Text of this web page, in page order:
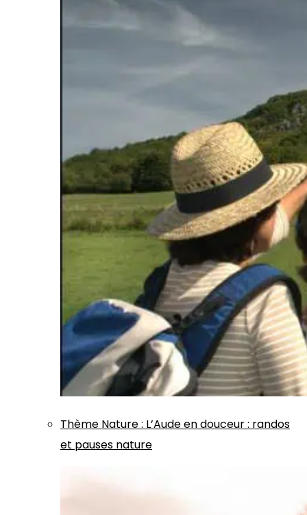
Thème Nature: L’Aude en douceur : randos
et pauses nature